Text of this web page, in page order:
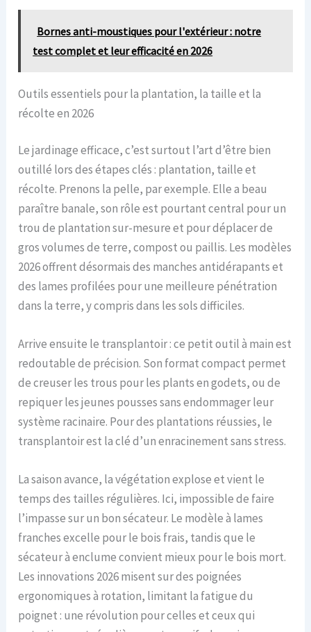
Bornes anti-moustiques pour l'extérieur : notre
test complet et leur efficacité en 2026
Outils essentiels pour la plantation, la taille et la
récolte en 2026
Le jardinage efficace, c’est surtout l’art d’être bien
outillé lors des étapes clés : plantation, taille et
récolte. Prenons la pelle, par exemple. Elle a beau
paraître banale, son rôle est pourtant central pour un
trou de plantation sur-mesure et pour déplacer de
gros volumes de terre, compost ou paillis. Les modèles
2026 offrent désormais des manches antidérapants et
des lames profilées pour une meilleure pénétration
dans la terre, y compris dans les sols difficiles.
Arrive ensuite le transplantoir : ce petit outil à main est
redoutable de précision. Son format compact permet
de creuser les trous pour les plants en godets, ou de
repiquer les jeunes pousses sans endommager leur
système racinaire. Pour des plantations réussies, le
transplantoir est la clé d’un enracinement sans stress.
La saison avance, la végétation explose et vient le
temps des tailles régulières. Ici, impossible de faire
l’impasse sur un bon sécateur. Le modèle à lames
franches excelle pour le bois frais, tandis que le
sécateur à enclume convient mieux pour le bois mort.
Les innovations 2026 misent sur des poignées
ergonomiques à rotation, limitant la fatigue du
poignet : une révolution pour celles et ceux qui